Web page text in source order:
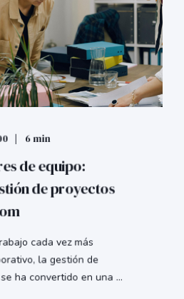
6 min
de equipo:
de proyectos
cada vez más
la gestión de
ha convertido en una ...